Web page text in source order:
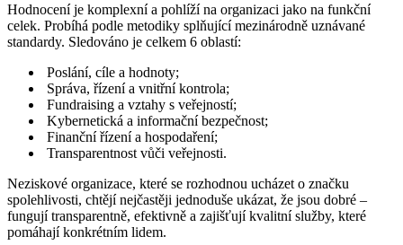
Hodnocení je komplexní a pohlíží na organizaci jako na funkční
celek. Probíhá podle metodiky splňující mezinárodně uznávané
standardy. Sledováno je celkem 6 oblastí:
Poslání, cíle a hodnoty;
Správa, řízení a vnitřní kontrola;
Fundraising a vztahy s veřejností;
Kybernetická a informační bezpečnost;
Finanční řízení a hospodaření;
Transparentnost vůči veřejnosti.
Neziskové organizace, které se rozhodnou ucházet o značku
spolehlivosti, chtějí nejčastěji jednoduše ukázat, že jsou dobré –
fungují transparentně, efektivně a zajišťují kvalitní služby, které
pomáhají konkrétním lidem.